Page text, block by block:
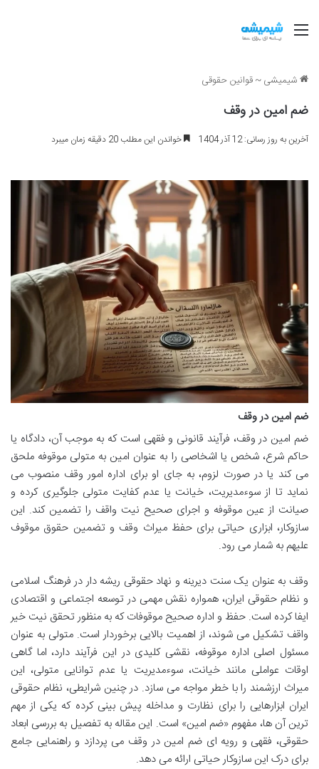
منو
شیمیشی~قوانین حقوقی
ضم امین در وقف
آخرین به روز رسانی: 12 آذر 1404 خواندن این مطلب 20 دقیقه زمان میبرد
ضم امین در وقف
ضم امین در وقف، فرآیند قانونی و فقهی است که به موجب آن، دادگاه یا
حاکم شرع، شخص یا اشخاصی را به عنوان امین به متولی موقوفه ملحق
می کند یا در صورت لزوم، به جای او برای اداره امور وقف منصوب می
نماید تا از سوءمدیریت، خیانت یا عدم کفایت متولی جلوگیری کرده و
صیانت از عین موقوفه و اجرای صحیح نیت واقف را تضمین کند. این
سازوکار، ابزاری حیاتی برای حفظ میراث وقف و تضمین حقوق موقوف
علیهم به شمار می رود.
وقف به عنوان یک سنت دیرینه و نهاد حقوقی ریشه دار در فرهنگ اسلامی
و نظام حقوقی ایران، همواره نقش مهمی در توسعه اجتماعی و اقتصادی
ایفا کرده است. حفظ و اداره صحیح موقوفات که به منظور تحقق نیت خیر
واقف تشکیل می شوند، از اهمیت بالایی برخوردار است. متولی به عنوان
مسئول اصلی اداره موقوفه، نقشی کلیدی در این فرآیند دارد، اما گاهی
اوقات عواملی مانند خیانت، سوءمدیریت یا عدم توانایی متولی، این
میراث ارزشمند را با خطر مواجه می سازد. در چنین شرایطی، نظام حقوقی
ایران ابزارهایی را برای نظارت و مداخله پیش بینی کرده که یکی از مهم
ترین آن ها، مفهوم «ضم امین» است. این مقاله به تفصیل به بررسی ابعاد
حقوقی، فقهی و رویه ای ضم امین در وقف می پردازد و راهنمایی جامع
برای درک این سازوکار حیاتی ارائه می دهد.